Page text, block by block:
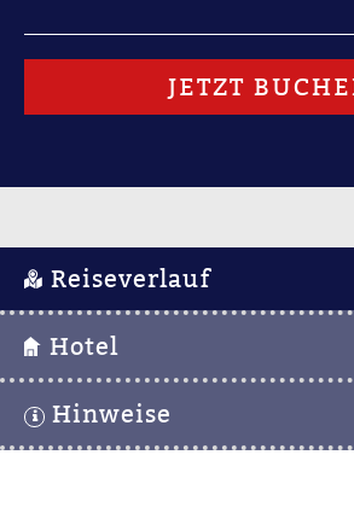
JETZT
Reiseverlauf
Hotel
Hinweise